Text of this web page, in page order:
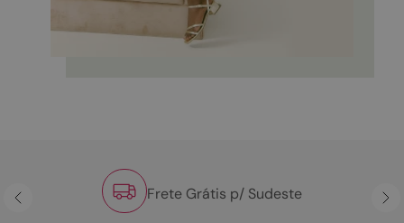
Frete Grátis p/ Sudeste